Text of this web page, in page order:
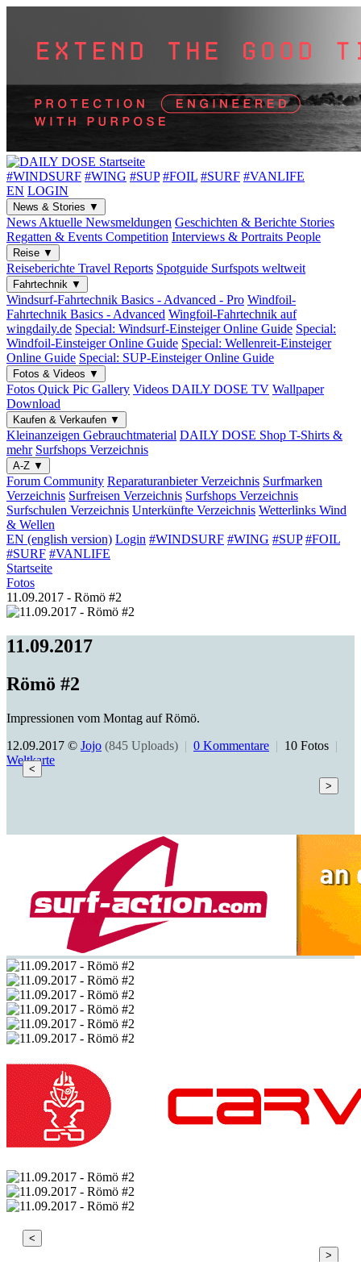
#WINDSURF #WING #SUP #FOIL #SURF #VANLIFE
EN LOGIN
News & Stories ▼
News Aktuelle Newsmeldungen Geschichten & Berichte Stories
Regatten & Events Competition Interviews & Portraits People
Reise ▼
Reiseberichte Travel Reports Spotguide Surfspots weltweit
Fahrtechnik ▼
Windsurf-Fahrtechnik Basics - Advanced - Pro Windfoil-
Fahrtechnik Basics - Advanced Wingfoil-Fahrtechnik auf
wingdaily.de Special: Windsurf-EinsteigerOnline Guide Special:
Windfoil-EinsteigerOnline Guide Special: Wellenreit-Einsteiger
Online Guide Special: SUP-EinsteigerOnline Guide
Fotos & Videos ▼
Fotos Quick Pic Gallery Videos DAILY DOSE TV Wallpaper
Download
Kaufen & Verkaufen ▼
Kleinanzeigen Gebrauchtmaterial DAILY DOSE Shop T-Shirts &
mehr Surfshops Verzeichnis
A-Z ▼
Forum Community ReparaturanbieterVerzeichnis Surfmarken
Verzeichnis Surfreisen Verzeichnis Surfshops Verzeichnis
Surfschulen Verzeichnis Unterkünfte Verzeichnis Wetterlinks Wind
& Wellen
EN (english version) Login #WINDSURF #WING #SUP #FOIL
#SURF #VANLIFE
Startseite
Fotos
11.09.2017 - Römö #2
11.09.2017
Römö #2
Impressionen vom Montag auf Römö.
12.09.2017 © Jojo (845 Uploads) | 0 Kommentare | 10 Fotos |
Weltkarte
<
>
<
>